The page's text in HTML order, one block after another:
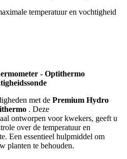
temperatuur en vochtigheid
- Optithermo
met de Premium Hydro
. Deze
ontworpen voor kwekers, geeft u
over de temperatuur en
Een essentieel hulpmiddel om
planten te behouden.